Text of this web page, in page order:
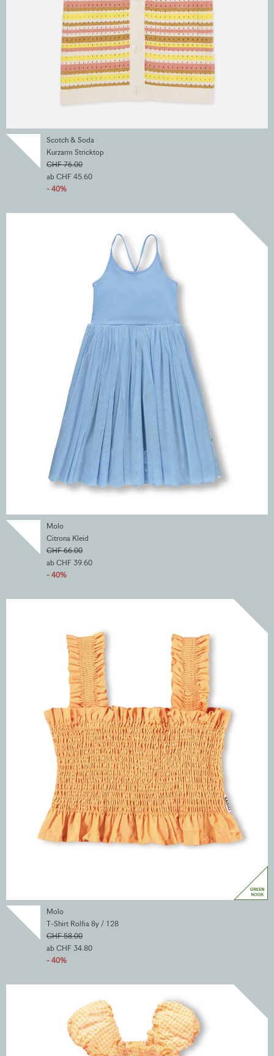
Scotch & Soda
Kurzarm Stricktop
CHF 76.00
ab CHF 45.60
- 40%
Molo
Citrona Kleid
CHF 66.00
ab CHF 39.60
- 40%
Molo
T-Shirt Rolfia 8y / 128
CHF 58.00
ab CHF 34.80
- 40%